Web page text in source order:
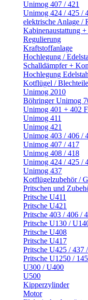
Unimog 407 / 421
Unimog 424 / 425 /
elektrische Anlage /
Kabinenaustattung
Regulierung
Kraftstoffanlage
Hochlegung /
Schalldämpfer +
Hochlegung
Kotflügel / Blechteile
Unimog 2010
Böhringer Unimog
Unimog 401 + 402
Unimog 411
Unimog 421
Unimog 403 / 406 /
Unimog 407 / 417
Unimog 408 / 418
Unimog 424 / 425 /
Unimog 437
Kotflügelzubehör /
Pritschen und
Pritsche U411
Pritsche U421
Pritsche 403 / 406 /
Pritsche U130 /
Pritsche U408
Pritsche U417
Pritsche U425 / 437
Pritsche U1250 /
U300 / U400
U500
Kipperzylinder
Motor